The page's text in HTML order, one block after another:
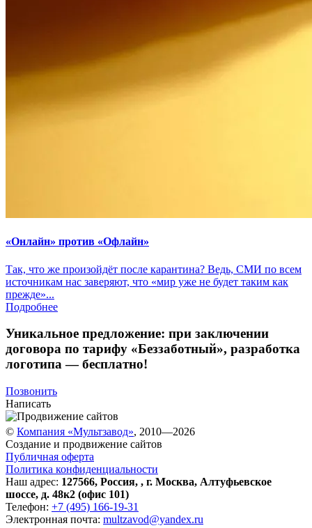
«Онлайн» против «Офлайн»
Так, что же произойдёт после карантина? Ведь, СМИ по всем
источникам нас заверяют, что «мир уже не будет таким как
прежде»...
Подробнее
Уникальное предложение: при заключении
договора по тарифу «Беззаботный», разработка
логотипа — бесплатно!
Позвонить
Написать
© Компания «Мультзавод», 2010—2026
Создание и продвижение сайтов
Публичная оферта
Политика конфиденциальности
Наш адрес: 127566, Россия, , г. Москва, Алтуфьевское
шоссе, д. 48к2 (офис 101)
Телефон: +7 (495) 166-19-31
Электронная почта: multzavod@yandex.ru